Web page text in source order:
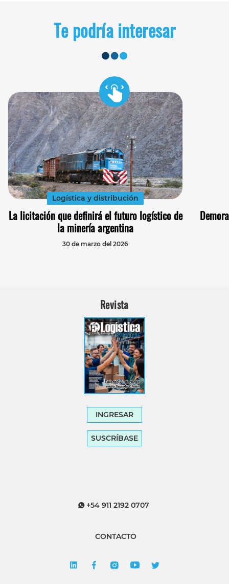
Te podría interesar
Logística y distribución
La licitación que definirá el futuro logístico de
la minería argentina
30 de marzo del 2026
Revista
INGRESAR
SUSCRÍBASE
+54 911 2192 0707
CONTACTO